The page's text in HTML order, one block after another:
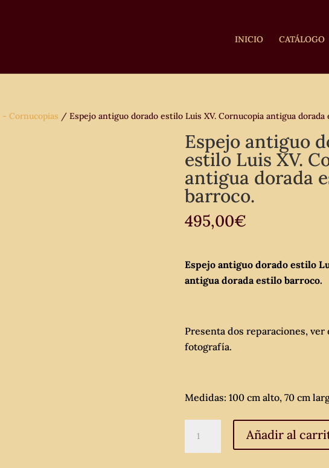
INICIO CATÁLOGO
- Cornucopias / Espejo antiguo dorado estilo Luis XV. Cornucopia antigua dorada
Espejo antiguo
estilo Luis XV.
antigua dorada
barroco.
495,00€
Espejo antiguo dorado estilo
antigua dorada estilo barroco.
Presenta dos reparaciones, ver
fotografía.
Medidas: 100 cm alto, 70 cm
antiguo
Añadir al